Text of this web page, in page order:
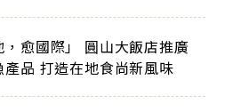
，愈國際」 圓山大飯店推廣
產品 打造在地食尚新風味